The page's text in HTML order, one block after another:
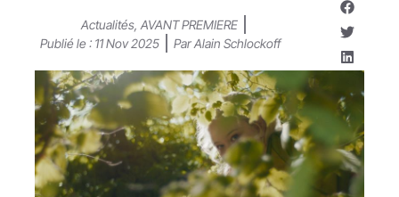
Actualités,AVANT PREMIERE
Publié le : 11 Nov 2025 ParAlain Schlockoff